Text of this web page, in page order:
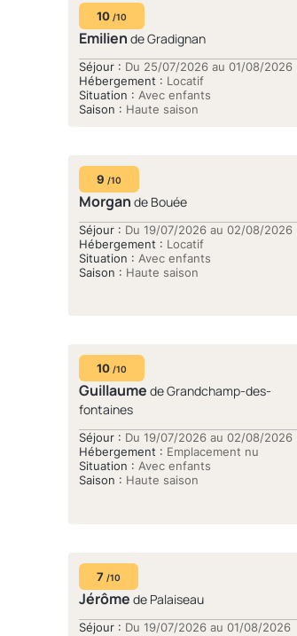
10 /10
Emilien de Gradignan
Séjour : Du 25/07/2026 au 01/08/2026
Hébergement : Locatif
Situation : Avec enfants
Saison : Haute saison
9 /10
Morgan de Bouée
Séjour : Du 19/07/2026 au 02/08/2026
Hébergement : Locatif
Situation : Avec enfants
Saison : Haute saison
10 /10
Guillaume de Grandchamp-des-
fontaines
Séjour : Du 19/07/2026 au 02/08/2026
Hébergement : Emplacement nu
Situation : Avec enfants
Saison : Haute saison
7 /10
Jérôme de Palaiseau
Séjour : Du 19/07/2026 au 01/08/2026